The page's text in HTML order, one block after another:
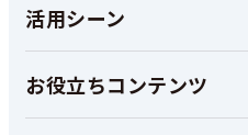
活用シーン
お役立ちコンテンツ